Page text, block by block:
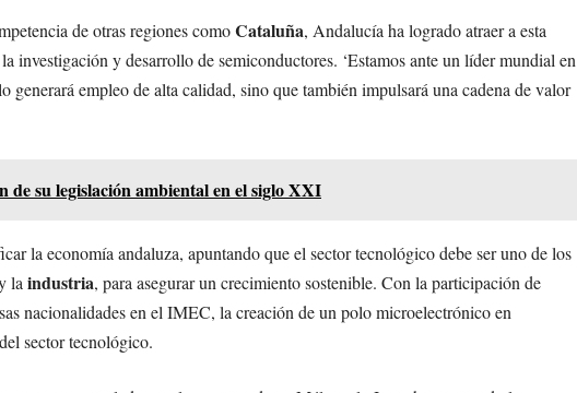
de otras regiones comoCataluña, Andalucía ha logrado atraer a esta
investigación y desarrollo de semiconductores. ‘Estamos ante un líder mundial en
generará empleo de alta calidad, sino que también impulsará una cadena de valor
su legislación ambiental en el siglo XXI
la economía andaluza, apuntando que el sector tecnológico debe ser uno de los
laindustria, para asegurar un crecimiento sostenible. Con la participación de
nacionalidades en el IMEC, la creación de un polo microelectrónico en
sector tecnológico.